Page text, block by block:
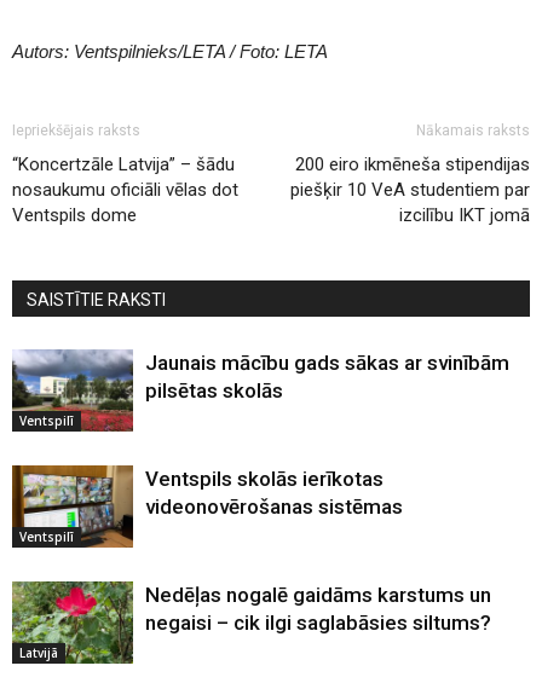
Autors: Ventspilnieks/LETA / Foto: LETA
Iepriekšējais raksts
“Koncertzāle Latvija” – šādu
nosaukumu oficiāli vēlas dot
Ventspils dome
Nākamais raksts
200 eiro ikmēneša stipendijas
piešķir 10 VeA studentiem par
izcilību IKT jomā
SAISTĪTIE RAKSTI
Ventspilī
Jaunais mācību gads sākas ar svinībām
pilsētas skolās
Ventspilī
Ventspils skolās ierīkotas
videonovērošanas sistēmas
Latvijā
Nedēļas nogalē gaidāms karstums un
negaisi – cik ilgi saglabāsies siltums?